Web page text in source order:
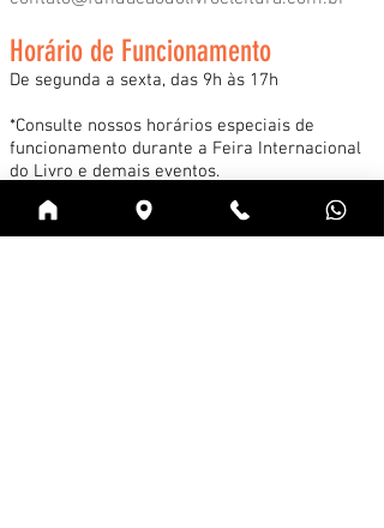
Horário de Funcionamento
De segunda a sexta, das 9h às 17h
*Consulte nossos horários especiais de
funcionamento durante a Feira Internacional
do Livro e demais eventos.